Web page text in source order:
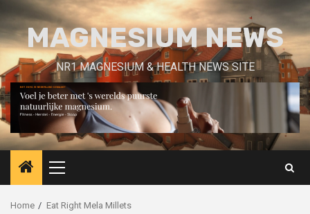
contentMAGNESIUM NEWS
NR1 MAGNESIUM & HEALTH NEWS SITE
Primary
Menu
Home Eat Right Mela Millets